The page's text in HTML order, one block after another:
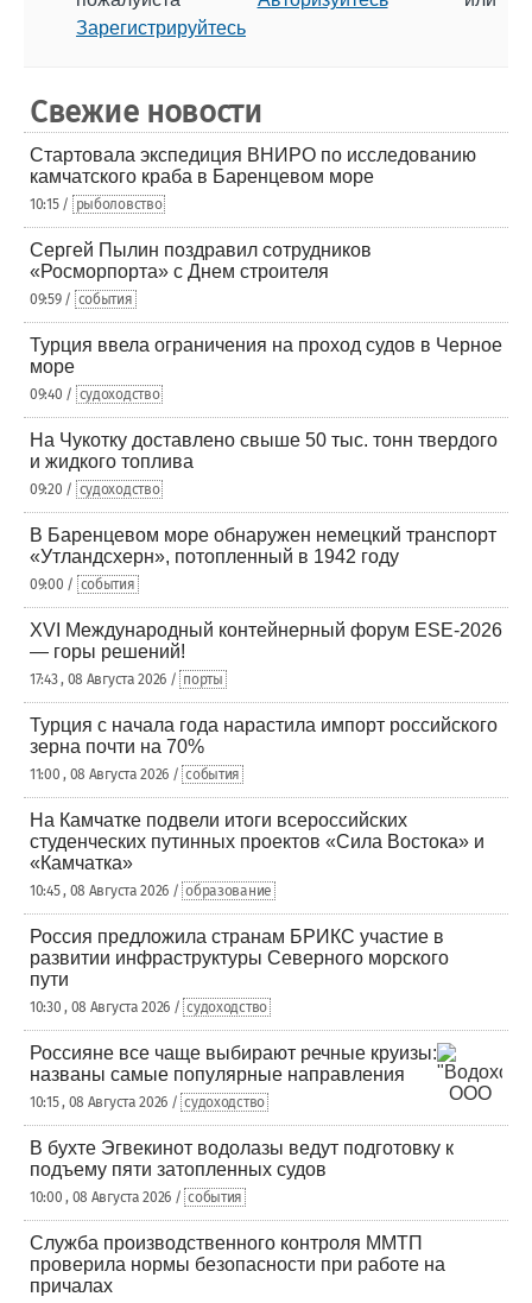
Зарегистрируйтесь
Свежие новости
Стартовала экспедиция ВНИРО по исследованию
камчатского краба в Баренцевом море
10:15 / рыболовство
Сергей Пылин поздравил сотрудников
«Росморпорта» с Днем строителя
09:59 / события
Турция ввела ограничения на проход судов в Черное
море
09:40 / судоходство
На Чукотку доставлено свыше 50 тыс. тонн твердого
и жидкого топлива
09:20 / судоходство
В Баренцевом море обнаружен немецкий транспорт
«Утландсхерн», потопленный в 1942 году
09:00 / события
XVI Международный контейнерный форум ESE-2026
— горы решений!
17:43 , 08 Августа 2026 / порты
Турция с начала года нарастила импорт российского
зерна почти на 70%
11:00 , 08 Августа 2026 / события
На Камчатке подвели итоги всероссийских
студенческих путинных проектов «Сила Востока» и
«Камчатка»
10:45 , 08 Августа 2026 / образование
Россия предложила странам БРИКС участие в
развитии инфраструктуры Северного морского
пути
10:30 , 08 Августа 2026 / судоходство
Россияне все чаще выбирают речные круизы:
названы самые популярные направления
10:15 , 08 Августа 2026 / судоходство
В бухте Эгвекинот водолазы ведут подготовку к
подъему пяти затопленных судов
10:00 , 08 Августа 2026 / события
Служба производственного контроля ММТП
проверила нормы безопасности при работе на
причалах